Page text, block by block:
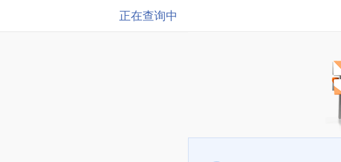
正在查询中